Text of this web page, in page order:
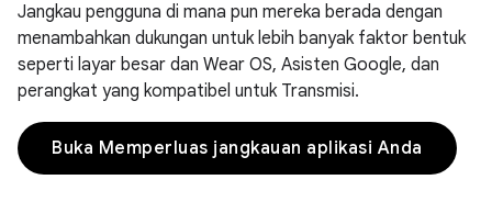
Jangkau pengguna di mana pun mereka berada dengan
menambahkan dukungan untuk lebih banyak faktor bentuk
seperti layar besar dan Wear OS, Asisten Google, dan
perangkat yang kompatibel untuk Transmisi.
Buka Memperluas jangkauan aplikasi Anda